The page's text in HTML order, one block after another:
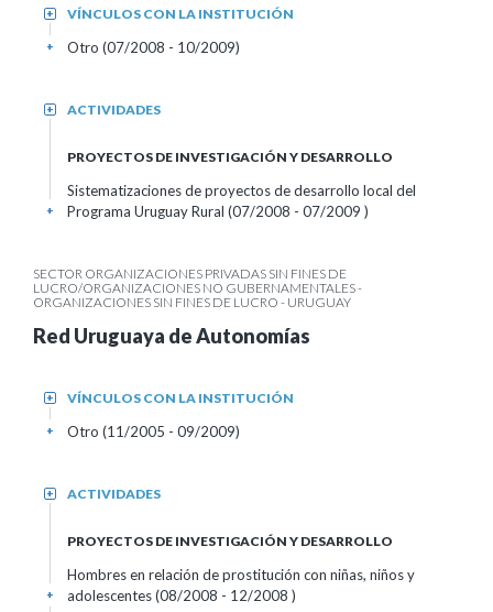
VÍNCULOS CON LA INSTITUCIÓN
+
Otro (07/2008 - 10/2009)
+
ACTIVIDADES
+
PROYECTOS DE INVESTIGACIÓN Y DESARROLLO
Sistematizaciones de proyectos de desarrollo local del
Programa Uruguay Rural (07/2008 - 07/2009 )
+
SECTOR ORGANIZACIONES PRIVADAS SIN FINES DE
LUCRO/ORGANIZACIONES NO GUBERNAMENTALES -
ORGANIZACIONES SIN FINES DE LUCRO - URUGUAY
Red Uruguaya de Autonomías
VÍNCULOS CON LA INSTITUCIÓN
+
Otro (11/2005 - 09/2009)
+
ACTIVIDADES
+
PROYECTOS DE INVESTIGACIÓN Y DESARROLLO
Hombres en relación de prostitución con niñas, niños y
adolescentes (08/2008 - 12/2008 )
+